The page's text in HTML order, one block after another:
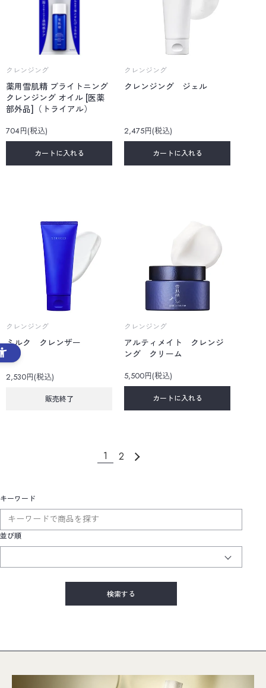
クレンジング
薬用雪肌精 ブライトニング
クレンジング オイル [医薬
部外品]（トライアル）
704円(税込)
カートに入れる
クレンジング
クレンジング ジェル
2,475円(税込)
カートに入れる
クレンジング
ミルク クレンザー
2,530円(税込)
販売終了
クレンジング
アルティメイト クレンジ
ング クリーム
5,500円(税込)
カートに入れる
1 2
キーワード
並び順